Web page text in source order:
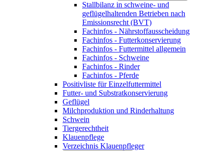
Stallbilanz in schweine- und
geflügelhaltenden Betrieben nach
Emissionsrecht (BVT)
Fachinfos - Nährstoffausscheidung
Fachinfos - Futterkonservierung
Fachinfos - Futtermittel allgemein
Fachinfos - Schweine
Fachinfos - Rinder
Fachinfos - Pferde
Positivliste für Einzelfuttermittel
Futter- und Substratkonservierung
Geflügel
Milchproduktion und Rinderhaltung
Schwein
Tiergerechtheit
Klauenpflege
Verzeichnis Klauenpfleger